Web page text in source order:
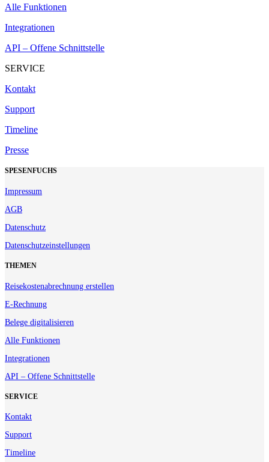
Alle Funktionen
Integrationen
API – Offene Schnittstelle
SERVICE
Kontakt
Support
Timeline
Presse
SPESENFUCHS
Impressum
AGB
Datenschutz
Datenschutzeinstellungen
THEMEN
Reisekostenabrechnung erstellen
E-Rechnung
Belege digitalisieren
Alle Funktionen
Integrationen
API – Offene Schnittstelle
SERVICE
Kontakt
Support
Timeline